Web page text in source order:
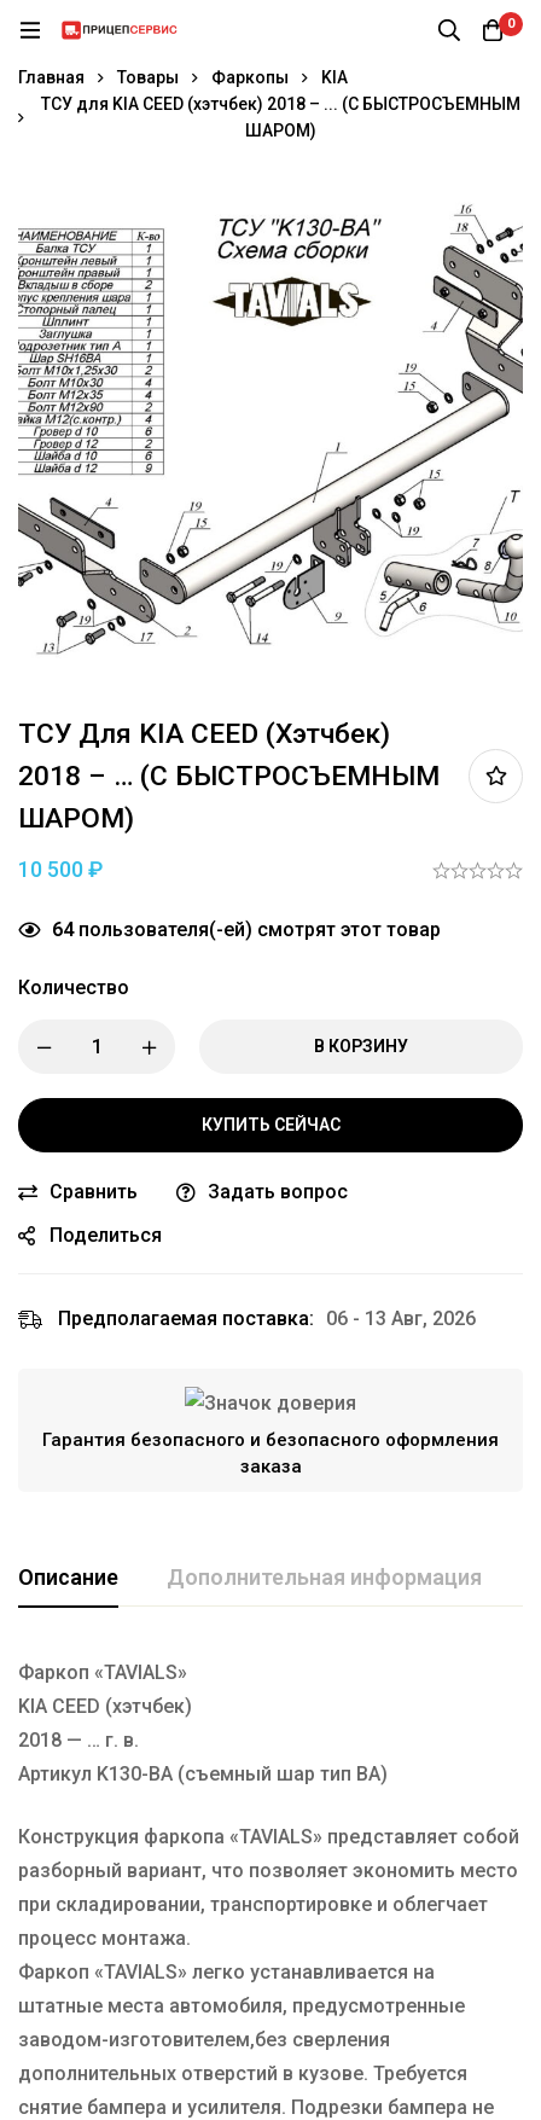
0
Главная Товары Фаркопы
KIA
ТСУ для KIA CEED (хэтчбек) 2018 – ... (С БЫСТРОСЪЕМНЫМ
ШАРОМ)
ТСУ Для KIA CEED (хэтчбек)
2018 – … (С БЫСТРОСЪЕМНЫМ
ШАРОМ)
10 500₽
64пользователя(-ей) смотрят этот товар
Количество
В КОРЗИНУ
КУПИТЬ СЕЙЧАС
Сравнить
Задать вопрос
Поделиться
Предполагаемая поставка: 06 - 13 Авг, 2026
Гарантия безопасного и безопасного оформления
заказа
Описание Дополнительная информация
Фаркоп «TAVIALS»
KIA CEED (хэтчбек)
2018 — … г. в.
Артикул K130-BA (съемный шар тип BA)
Конструкция фаркопа «TAVIALS» представляет собой
разборный вариант, что позволяет экономить место
при складировании, транспортировке и облегчает
процесс монтажа.
Фаркоп «TAVIALS» легко устанавливается на
штатные места автомобиля, предусмотренные
заводом-изготовителем,без сверления
дополнительных отверстий в кузове. Требуется
снятие бампера и усилителя. Подрезки бампера не
Марка авто
KIA
Производитель TAVIALS
Тип Шара